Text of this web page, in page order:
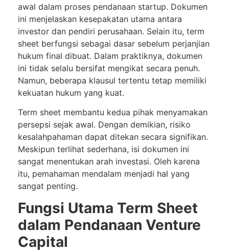
awal dalam proses pendanaan startup. Dokumen
ini menjelaskan kesepakatan utama antara
investor dan pendiri perusahaan. Selain itu, term
sheet berfungsi sebagai dasar sebelum perjanjian
hukum final dibuat. Dalam praktiknya, dokumen
ini tidak selalu bersifat mengikat secara penuh.
Namun, beberapa klausul tertentu tetap memiliki
kekuatan hukum yang kuat.
Term sheet membantu kedua pihak menyamakan
persepsi sejak awal. Dengan demikian, risiko
kesalahpahaman dapat ditekan secara signifikan.
Meskipun terlihat sederhana, isi dokumen ini
sangat menentukan arah investasi. Oleh karena
itu, pemahaman mendalam menjadi hal yang
sangat penting.
Fungsi Utama Term Sheet
dalam Pendanaan Venture
Capital